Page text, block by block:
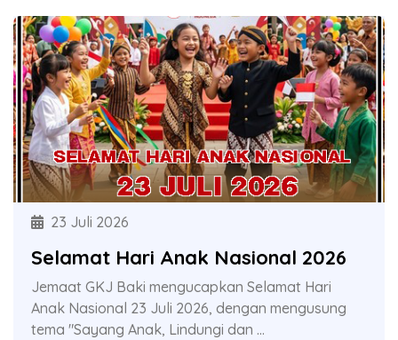
23 Juli 2026
Selamat Hari Anak Nasional 2026
Jemaat GKJ Baki mengucapkan Selamat Hari
Anak Nasional 23 Juli 2026, dengan mengusung
tema "Sayang Anak, Lindungi dan ...
19 Juli 2026
Donor Darah GKJ Baki
Ayo donor darah di gedung magdalena GKJ Baki,
bekerjasama dengan PMI Indonesia. Donorkan
Darah & selamatkan sesama ...